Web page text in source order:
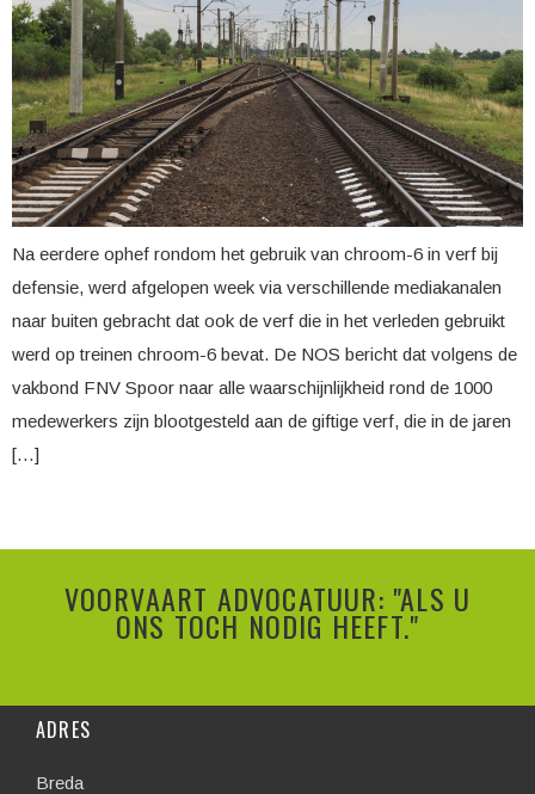
Na eerdere ophef rondom het gebruik van chroom-6 in verf bij
defensie, werd afgelopen week via verschillende mediakanalen
naar buiten gebracht dat ook de verf die in het verleden gebruikt
werd op treinen chroom-6 bevat. De NOS bericht dat volgens de
vakbond FNV Spoor naar alle waarschijnlijkheid rond de 1000
medewerkers zijn blootgesteld aan de giftige verf, die in de jaren
[…]
VOORVAART ADVOCATUUR: "ALS U
ONS TOCH NODIG HEEFT."
ADRES
Breda